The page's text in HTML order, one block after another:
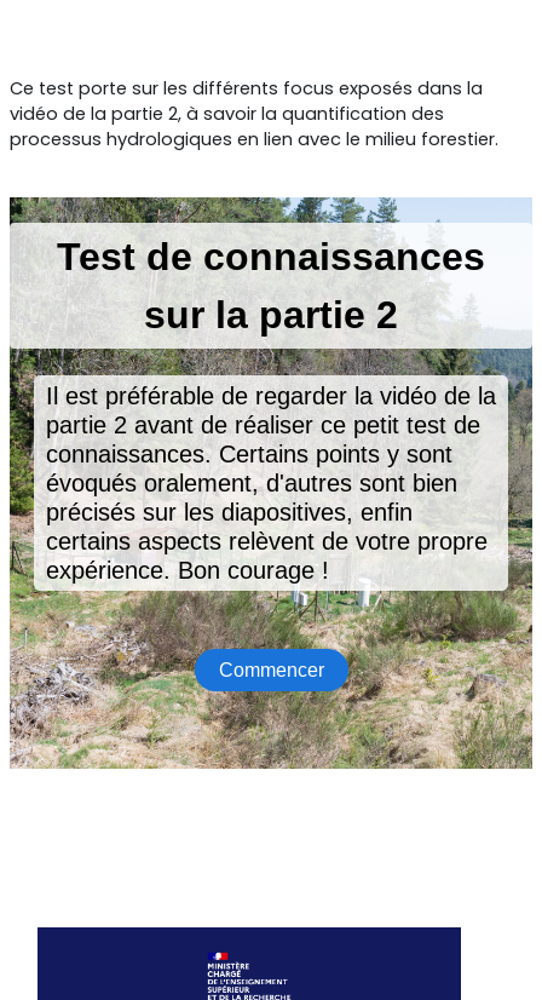
Ce test porte sur les différents focus exposés dans la
vidéo de la partie 2, à savoir la quantification des
processus hydrologiques en lien avec le milieu forestier.